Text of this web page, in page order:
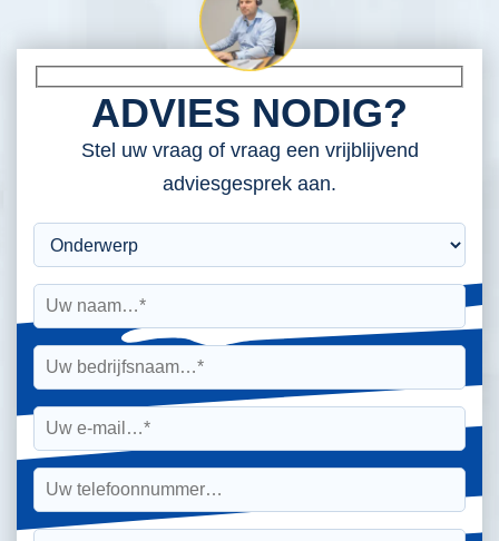
ADVIES NODIG?
Stel uw vraag of vraag een vrijblijvend
adviesgesprek aan.